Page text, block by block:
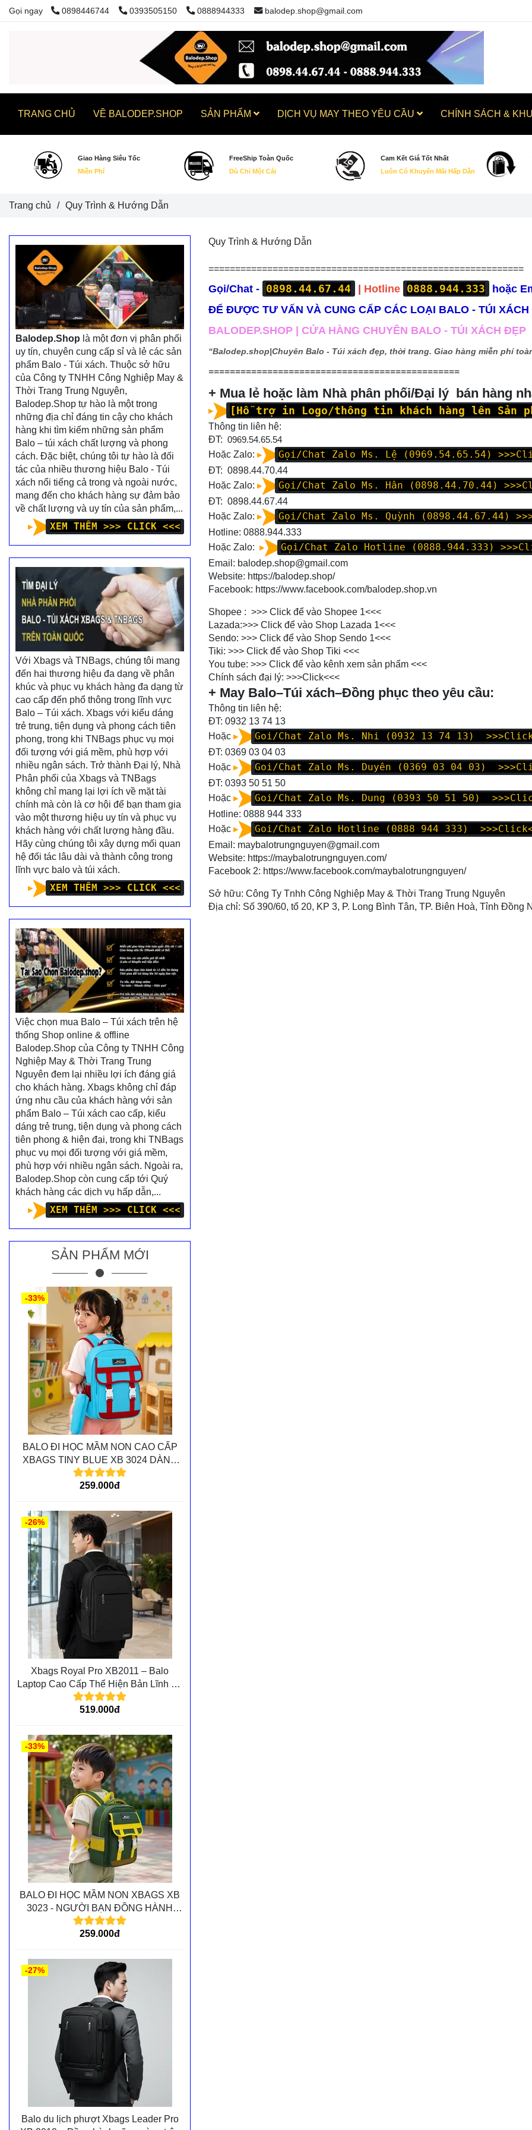
Quy Trình & Hướng Dẫn
===========================================================
Gọi/Chat - 0898.44.67.44 Hotline 0888.944.333 hoặc
ĐỂ ĐƯỢC TƯ VẤN VÀ CUNG CẤP CÁC LOẠI BALO - TÚI
BALODEP.SHOP | CỬA HÀNG CHUYÊN BALO - TÚI XÁCH ĐẸP
“Balodep.shop|Chuyên Balo - Túi xách đẹp, thời trang. Giao hàng miễn phí
===============================================
+ Mua lẻ hoặc làm Nhà phân phối/Đại lý bán hàng
[Hỗ trợ in Logo/thông tin khách hàng lên Sản
Thông tin liên hệ:
ĐT: 0969.54.65.54
Hoặc Zalo: Gọi/Chat Zalo Ms. Lệ (0969.54.65.54)
ĐT: 0898.44.70.44
Hoặc Zalo:
Gọi/Chat Zalo Ms. Hân (0898.44.70.44)
ĐT: 0898.44.67.44
Hoặc Zalo:
Gọi/Chat Zalo Ms. Quỳnh (0898.44.67.44)
Hotline: 0888.944.333
Hoặc Zalo:
Gọi/Chat Zalo Hotline (0888.944.333)
Email: balodep.shop@gmail.com
Website: https://balodep.shop/
Facebook: https://www.facebook.com/balodep.shop.vn
Shopee : >>> Click để vào Shopee 1<<<
Lazada:>>> Click để vào Shop Lazada 1<<<
Sendo: >>> Click để vào Shop Sendo 1<<<
Tiki: >>> Click để vào Shop Tiki <<<
You tube: >>> Click để vào kênh xem sản phẩm <<<
Chính sách đại lý: >>>Click<<<
+ May Balo–Túi xách–Đồng phục theo yêu cầu:
Thông tin liên hệ:
ĐT: 0932 13 74 13
Hoặc
Goi/Chat Zalo Ms. Nhi (0932 13 74 13)
ĐT: 0369 03 04 03
Hoặc
Goi/Chat Zalo Ms. Duyên (0369 03 04 03)
ĐT: 0393 50 51 50
Hoặc
Goi/Chat Zalo Ms. Dung (0393 50 51 50)
Hotline: 0888 944 333
Hoặc
Goi/Chat Zalo Hotline (0888 944 333)
Email: maybalotrungnguyen@gmail.com
Website: https://maybalotrungnguyen.com/
Facebook 2: https://www.facebook.com/maybalotrungnguyen/
Sở hữu: Công Ty Tnhh Công Nghiệp May & Thời Trang Trung Nguyên
Địa chỉ: Số 390/60, tổ 20, KP 3, P. Long Bình Tân, TP. Biên Hoà, Tỉnh Đồng
Balodep.Shop là một đơn vị phân phối
uy tín, chuyên cung cấp sỉ và lẻ các sản
phẩm Balo - Túi xách. Thuộc sở hữu
của Công ty TNHH Công Nghiệp May &
Thời Trang Trung Nguyên,
Balodep.Shop tự hào là một trong
những địa chỉ đáng tin cậy cho khách
hàng khi tìm kiếm những sản phẩm
Balo – túi xách chất lượng và phong
cách. Đặc biệt, chúng tôi tự hào là đối
tác của nhiều thương hiệu Balo - Túi
xách nổi tiếng cả trong và ngoài nước,
mang đến cho khách hàng sự đảm bảo
về chất lượng và uy tín của sản phẩm,...
XEM THÊM >>> CLICK <<<
Với Xbags và TNBags, chúng tôi mang
đến hai thương hiệu đa dạng về phân
khúc và phục vụ khách hàng đa dạng từ
cao cấp đến phổ thông trong lĩnh vực
Balo – Túi xách. Xbags với kiểu dáng
trẻ trung, tiện dụng và phong cách tiên
phong, trong khi TNBags phục vụ mọi
đối tượng với giá mềm, phù hợp với
nhiều ngân sách. Trở thành Đại lý, Nhà
Phân phối của Xbags và TNBags
không chỉ mang lại lợi ích về mặt tài
chính mà còn là cơ hội để bạn tham gia
vào một thương hiệu uy tín và phục vụ
khách hàng với chất lượng hàng đầu.
Hãy cùng chúng tôi xây dựng mối quan
hệ đối tác lâu dài và thành công trong
lĩnh vực balo và túi xách.
XEM THÊM >>> CLICK <<<
Việc chọn mua Balo – Túi xách trên hệ
thống Shop online & offline
Balodep.Shop của Công ty TNHH Công
Nghiệp May & Thời Trang Trung
Nguyên đem lại nhiều lợi ích đáng giá
cho khách hàng. Xbags không chỉ đáp
ứng nhu cầu của khách hàng với sản
phẩm Balo – Túi xách cao cấp, kiểu
dáng trẻ trung, tiện dụng và phong cách
tiên phong & hiện đại, trong khi TNBags
phục vụ mọi đối tượng với giá mềm,
phù hợp với nhiều ngân sách. Ngoài ra,
Balodep.Shop còn cung cấp tới Quý
khách hàng các dịch vụ hấp dẫn,...
XEM THÊM >>> CLICK <<<
SẢN PHẨM MỚI
BALO ĐI HỌC MẦM NON CAO CẤP
XBAGS TINY BLUE XB 3024 DÀNH
CHO CÁC BÉ MẦM NON
259.000đ
-33%
Xbags Royal Pro XB2011 – Balo
Laptop Cao Cấp Thể Hiện Bản Lĩnh Và
Đẳng Cấp Cá Nhân
519.000đ
-26%
BALO ĐI HỌC MẦM NON XBAGS XB
3023 - NGƯỜI BẠN ĐỒNG HÀNH
CÙNG CÁC BÉ TRÊN MỌI CHẶNG
ĐƯỜNG
259.000đ
-33%
Balo du lịch phượt Xbags Leader Pro
-27%
Trang chủ / Quy Trình & Hướng Dẫn
Gọi ngay 0898446744 0393505150 0888944333 balodep.shop@gmail.com
TRANG CHỦ VỀ BALODEP.SHOP SẢN PHẨM DỊCH VỤ MAY THEO YÊU CẦU CHÍNH SÁCH &
Giao Hàng Siêu Tốc
Miễn Phí
FreeShip Toàn Quốc
Dù Chỉ Một Cái
Cam Kết Giá Tốt Nhất
Luôn Có Khuyến Mãi Hấp Dẫn